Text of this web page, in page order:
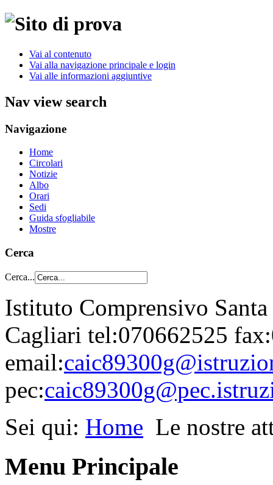
Vai al contenuto
Vai alla navigazione principale e login
Vai alle informazioni aggiuntive
Nav view search
Navigazione
Home
Circolari
Notizie
Albo
Orari
Sedi
Guida sfogliabile
Mostre
Cerca
Cerca...
Istituto Comprensivo
Cagliari tel:070662525
email:
pec:
Sei qui: Home Le nostre
Menu Principale